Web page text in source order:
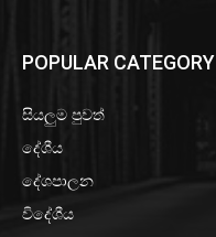
POPULAR CATEGORY
සියලුම පුවත්
දේශීය
දේශපාලන
විදේශීය